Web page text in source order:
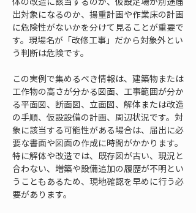
出対象になるのか、揚重計画や作業床の計画
に危険性がないかを分けて見ることが重要で
す。現場名が「改修工事」だから対象外とい
う判断は危険です。
この実例で集めるべき情報は、建築物または
工作物の高さが分かる図面、工事範囲が分か
る平面図、断面図、立面図、解体または改造
の手順、仮設設備の計画、周辺状況です。対
象に該当する可能性がある場合は、届出に必
要な書面や図面の作成に時間がかかります。
特に解体や改造では、既存図が古い、現況と
合わない、増築や設備追加の履歴が不明とい
うこともあるため、現地確認を早めに行う必
要があります。